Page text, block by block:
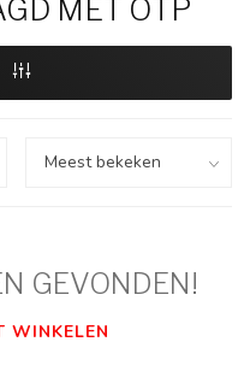
MET OTP
GEVONDEN!
WINKELEN